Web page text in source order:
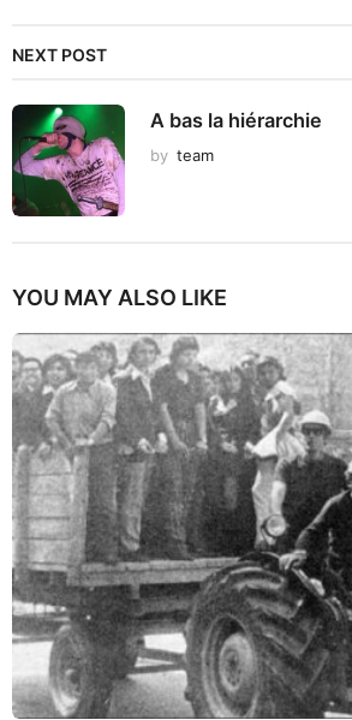
NEXT POST
A bas la hiérarchie
by team
YOU MAY ALSO LIKE